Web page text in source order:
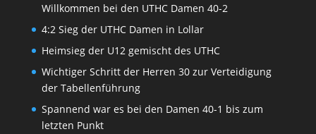
Willkommen bei den UTHC Damen 40-2
4:2 Sieg der UTHC Damen in Lollar
Heimsieg der U12 gemischt des UTHC
Wichtiger Schritt der Herren 30 zur Verteidigung
der Tabellenführung
Spannend war es bei den Damen 40-1 bis zum
letzten Punkt